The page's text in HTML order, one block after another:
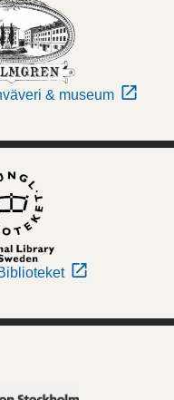
& museum